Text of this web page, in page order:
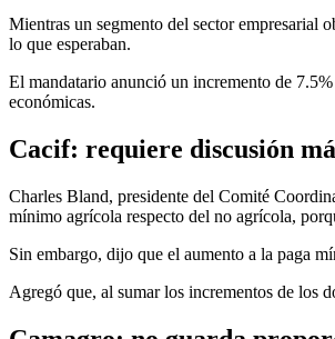
Mientras un segmento del sector empresarial
lo que esperaban.
El mandatario anunció un incremento de
económicas.
Cacif: requiere discusión
Charles Bland, presidente del Comité
mínimo agrícola respecto del no agrícola,
Sin embargo, dijo que el aumento a la paga
Agregó que, al sumar los incrementos de los